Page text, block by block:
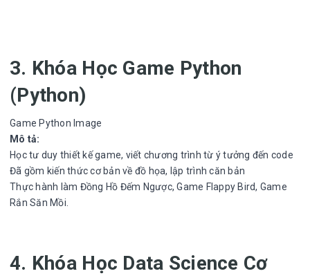
3. Khóa Học Game Python
(Python)
Game Python Image
Mô tả:
Học tư duy thiết kế game, viết chương trình từ ý tưởng đến code
Đã gồm kiến thức cơ bản về đồ họa, lập trình căn bản
Thực hành làm Đồng Hồ Đếm Ngược, Game Flappy Bird, Game
Rắn Săn Mồi.
4. Khóa Học Data Science Cơ